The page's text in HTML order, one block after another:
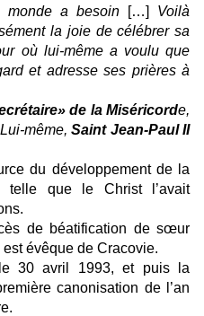
monde a besoin[…] Voilà
la joie de célébrer sa
où lui-même a voulu que
et adresse ses prières à
de la Miséricorde,
même, Saint Jean-Paul II
du développement de la
telle que le Christ l’avait
de béatification de sœur
évêque de Cracovie.
30 avril 1993, et puis la
canonisation de l’an